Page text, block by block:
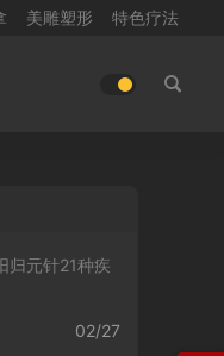
美雕塑形 特色疗法
归元针21种疾
02/27